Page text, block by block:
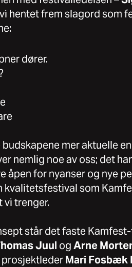
hentet frem slagord som
dører.
budskapene mer aktuelle
nemlig noe av oss; det
åpen for nyanser og nye
kvalitetsfestival som
trenger.
står det faste
Juul ogArne
prosjektlederMariFosbæk